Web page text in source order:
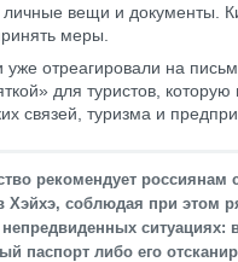
личные вещи и документы.
меры.
уже отреагировали на
для туристов,
связей, туризма и
рекомендует россиянам
Хэйхэ, соблюдая при этом
ситуациях:
паспорт либо его